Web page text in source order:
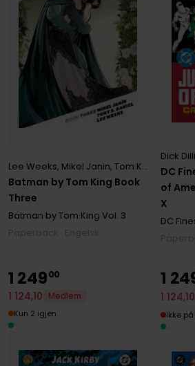
Batman by Tom King Book
Three
Lee Weeks, Mikel Janin, Tom King Tony
Batman by Tom King Vol. 3
DC
of
X
Dick
DC
1 24900
1 124,10
Medlem
Kun 2 igjen
1
1 124,10
Ikke